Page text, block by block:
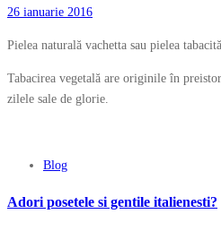
26 ianuarie 2016
Pielea naturală vachetta sau pielea
Tabacirea vegetală are originile în
zilele sale de glorie.
Blog
Adori posetele si gentile italienesti?